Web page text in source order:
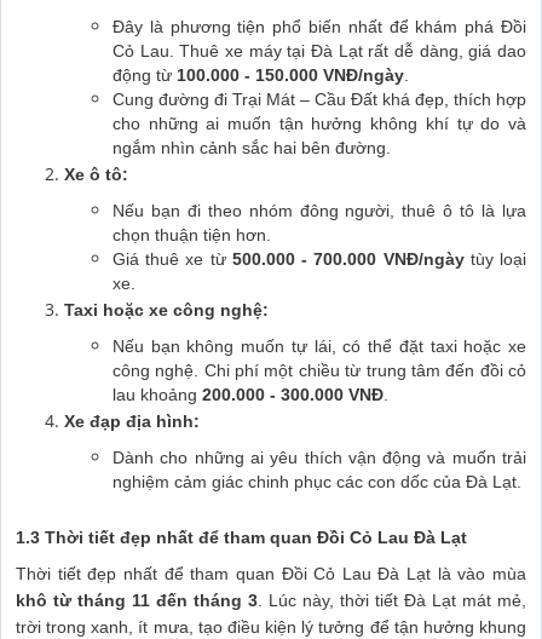
Đây là phương tiện phổ biến nhất để khám phá Đồi
Cỏ Lau. Thuê xe máy tại Đà Lạt rất dễ dàng, giá dao
động từ 100.000 - 150.000 VNĐ/ngày
Cung đường đi Trại Mát – Cầu Đất khá đẹp, thích hợp
cho những ai muốn tận hưởng không khí tự do và
ngắm nhìn cảnh sắc hai bên đường.
Xe ô tô:
Nếu bạn đi theo nhóm đông người, thuê ô tô là lựa
chọn thuận tiện hơn.
Giá thuê xe từ 500.000 - 700.000 VNĐ/ngàytùy loại
xe.
Taxi hoặc xe công nghệ:
Nếu bạn không muốn tự lái, có thể đặt taxi hoặc xe
công nghệ. Chi phí một chiều từ trung tâm đến đồi cỏ
lau khoảng 200.000 - 300.000 VNĐ
Xe đạp địa hình:
Dành cho những ai yêu thích vận động và muốn trải
nghiệm cảm giác chinh phục các con dốc của Đà Lạt.
1.3 Thời tiết đẹp nhất để tham quan Đồi Cỏ Lau Đà Lạt
Thời tiết đẹp nhất để tham quan Đồi Cỏ Lau Đà Lạt là vào mùa
khô từ tháng 11 đến tháng 3 . Lúc này, thời tiết Đà Lạt mát mẻ,
trời trong xanh, ít mưa, tạo điều kiện lý tưởng để tận hưởng khung